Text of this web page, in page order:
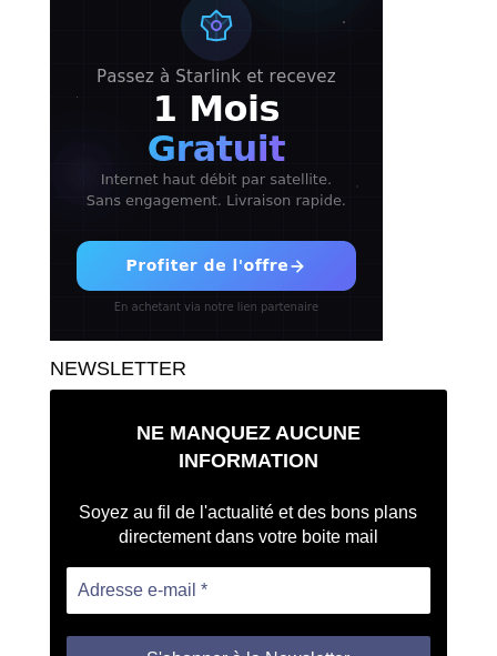
NEWSLETTER
NE MANQUEZ AUCUNE
INFORMATION
Soyez au fil de l'actualité et des bons plans
directement dans votre boite mail